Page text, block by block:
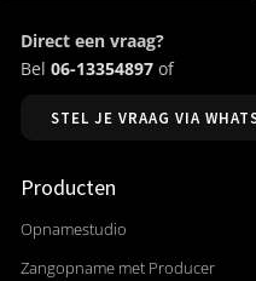
Direct een vraag?
Bel 06-13354897 of
STEL JE VRAAG VIA
Producten
Opnamestudio
Zangopname met Producer